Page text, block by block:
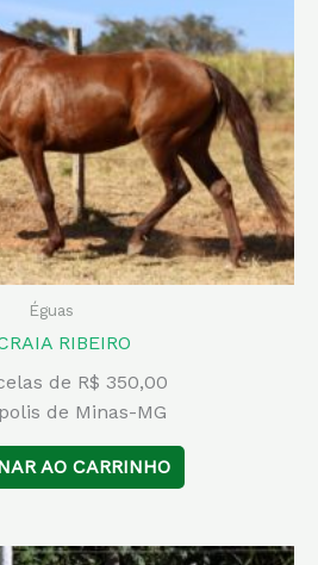
Éguas
RIBEIRO
de R$ 350,00
de Minas-MG
AO CARRINHO